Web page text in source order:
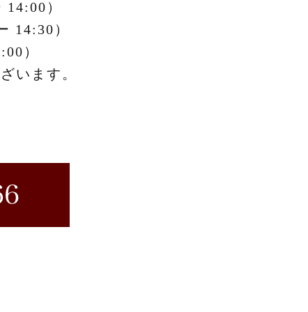
）
14:30）
）
います。